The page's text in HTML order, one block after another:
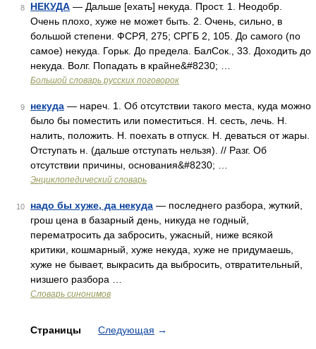
8 НЕКУДА — Дальше [ехать] некуда. Прост. 1. Неодобр.
Очень плохо, хуже не может быть. 2. Очень, сильно, в
большой степени. ФСРЯ, 275; СРГБ 2, 105. До самого (по
самое) некуда. Горьк. До предела. БалСок., 33. Доходить до
некуда. Волг. Попадать в крайне&#8230; …
Большой словарь русских поговорок
9 некуда — нареч. 1. Об отсутствии такого места, куда можно
было бы поместить или поместиться. Н. сесть, лечь. Н.
налить, положить. Н. поехать в отпуск. Н. деваться от жары.
Отступать н. (дальше отступать нельзя). // Разг. Об
отсутствии причины, основания&#8230; …
Энциклопедический словарь
10 надо бы хуже, да некуда — последнего разбора, жуткий,
грош цена в базарный день, никуда не годный,
перематросить да забросить, ужасный, ниже всякой
критики, кошмарный, хуже некуда, хуже не придумаешь,
хуже не бывает, выкрасить да выбросить, отвратительный,
низшего разбора …
Словарь синонимов
Страницы Следующая →